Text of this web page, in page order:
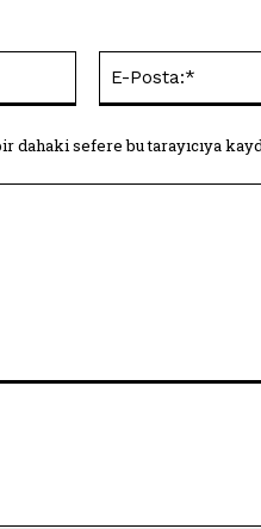
dahaki sefere bu tarayıcıya